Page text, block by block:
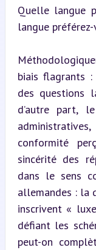
Quelle langue
langue
biais flagrants
des questions
d’autre part,
conformité
sincérité des
dans le sens
allemandes : la
inscrivent «
défiant les
peut-on